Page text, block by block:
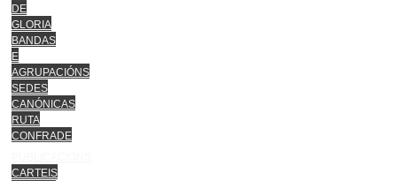
DE
GLORIA
BANDAS
E
AGRUPACIÓNS
SEDES
CANÓNICAS
RUTA
CONFRADE
CARTEIS